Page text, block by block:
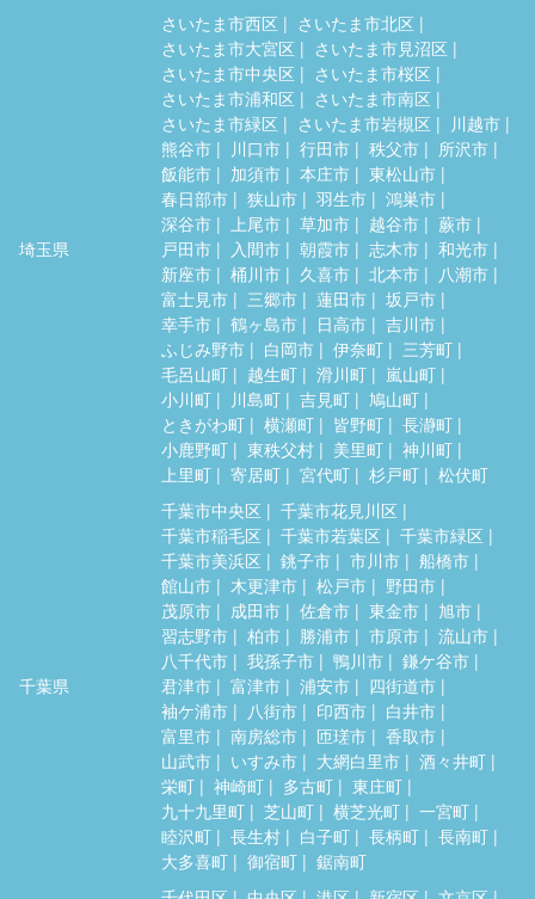
埼玉県
さいたま市西区
さいたま市北区
さいたま市大宮区
さいたま市見沼区
さいたま市中央区
さいたま市桜区
さいたま市浦和区
さいたま市南区
さいたま市緑区
さいたま市岩槻区
川越市
熊谷市
川口市 行田市 秩父市
所沢市
飯能市
加須市 本庄市
東松山市
春日部市
狭山市 羽生市
鴻巣市
深谷市
上尾市 草加市 越谷市
蕨市
戸田市
入間市 朝霞市 志木市
和光市
新座市
桶川市 久喜市 北本市
八潮市
富士見市
三郷市 蓮田市
坂戸市
幸手市
鶴ヶ島市 日高市
吉川市
ふじみ野市
白岡市 伊奈町
三芳町
毛呂山町
越生町 滑川町
嵐山町
小川町
川島町 吉見町
鳩山町
ときがわ町
横瀬町 皆野町
長瀞町
小鹿野町
東秩父村 美里町
神川町
上里町
寄居町 宮代町 杉戸町 松伏町
千葉県
千葉市中央区
千葉市花見川区
千葉市稲毛区
千葉市若葉区
千葉市緑区
千葉市美浜区
銚子市 市川市
船橋市
館山市
木更津市 松戸市
野田市
茂原市
成田市 佐倉市 東金市
旭市
習志野市
柏市 勝浦市 市原市
流山市
八千代市
我孫子市 鴨川市
鎌ケ谷市
君津市
富津市 浦安市
四街道市
袖ケ浦市
八街市 印西市
白井市
富里市
南房総市 匝瑳市
香取市
山武市
いすみ市 大網白里市
酒々井町
栄町
神崎町 多古町
東庄町
九十九里町
芝山町 横芝光町
一宮町
睦沢町
長生村 白子町 長柄町
長南町
大多喜町
御宿町
鋸南町